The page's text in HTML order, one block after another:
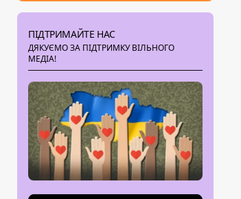
ПІДТРИМАЙТЕ НАС
ДЯКУЄМО ЗА ПІДТРИМКУ ВІЛЬНОГО
МЕДІА!